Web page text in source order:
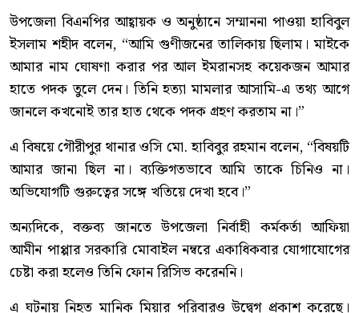
উপজেলা বিএনপির আহ্বায়ক ও অনুষ্ঠানে সম্মাননা পাওয়া হাবিবুল
ইসলাম শহীদ বলেন, “আমি গুণীজনের তালিকায় ছিলাম। মাইকে
আমার নাম ঘোষণা করার পর আল ইমরানসহ কয়েকজন আমার
হাতে পদক তুলে দেন। তিনি হত্যা মামলার আসামি-এ তথ্য আগে
জানলে কখনোই তার হাত থেকে পদক গ্রহণ করতাম না।”
এ বিষয়ে গৌরীপুর থানার ওসি মো. হাবিবুর রহমান বলেন, “বিষয়টি
আমার জানা ছিল না। ব্যক্তিগতভাবে আমি তাকে চিনিও না।
অভিযোগটি গুরুত্বের সঙ্গে খতিয়ে দেখা হবে।”
অন্যদিকে, বক্তব্য জানতে উপজেলা নির্বাহী কর্মকর্তা আফিয়া
আমীন পাপ্পার সরকারি মোবাইল নম্বরে একাধিকবার যোগাযোগের
চেষ্টা করা হলেও তিনি ফোন রিসিভ করেননি।
এ ঘটনায় নিহত মানিক মিয়ার পরিবারও উদ্বেগ প্রকাশ করেছে।